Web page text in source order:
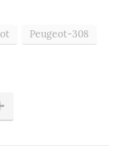
Peugeot-308